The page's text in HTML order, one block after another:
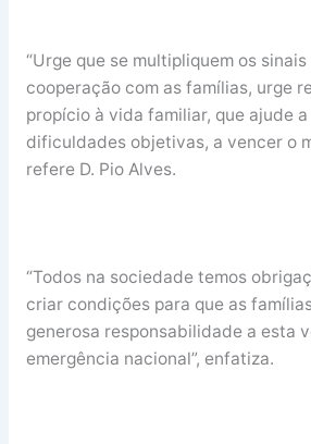
“Urge que se multipliquem os
cooperação com as famílias, urge
propício à vida familiar, que ajude
dificuldades objetivas, a vencer o
refere D. Pio Alves.
“Todos na sociedade temos
criar condições para que as
generosa responsabilidade a esta
emergência nacional”, enfatiza.